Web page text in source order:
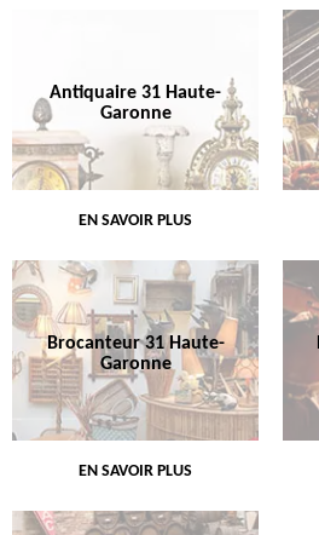
Antiquaire 31 Haute-
Garonne
EN SAVOIR PLUS
Brocanteur 31 Haute-
Garonne
EN SAVOIR PLUS